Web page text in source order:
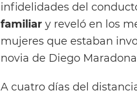
infidelidades del
familiar y reveló en los
mujeres que estaban
novia de Diego
A cuatro días del